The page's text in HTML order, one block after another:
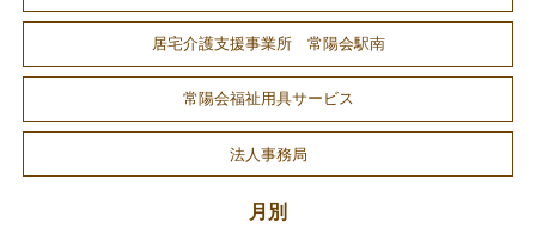
居宅介護支援事業所 常陽会駅南
常陽会福祉用具サービス
法人事務局
月別